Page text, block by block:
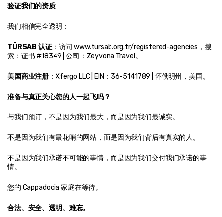
验证我们的资质
我们相信完全透明：
TÜRSAB 认证：访问 www.tursab.org.tr/registered-agencies，搜
索：证书 #18349 | 公司：Zeyvona Travel。
美国商业注册 ：Xfergo LLC | EIN：36-5141789 | 怀俄明州，美国。
准备与真正关心您的人一起飞吗？
与我们预订，不是因为我们最大，而是因为我们最诚实。
不是因为我们有最花哨的网站，而是因为我们背后有真实的人。
不是因为我们承诺不可能的事情，而是因为我们交付我们承诺的事
情。
您的 Cappadocia 家庭在等待。
合法、安全、透明、难忘。